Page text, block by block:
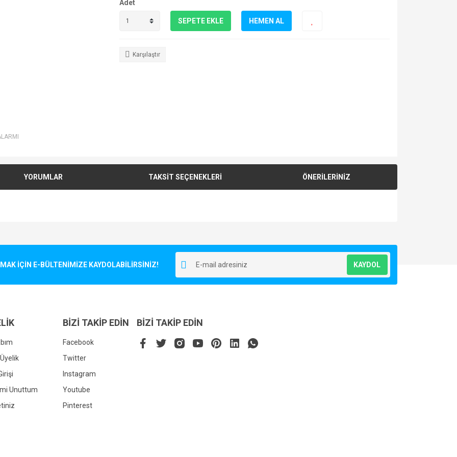
Adet
SEPETE EKLE HEMEN AL
Karşılaştır
YORUMLAR TAKSİT SEÇENEKLERİ ÖNERİLERİNİZ
İÇİN E-BÜLTENİMİZE KAYDOLABİLİRSİNİZ! KAYDOL
Unuttum
BİZİ TAKİP EDİN
Facebook
Twitter
Instagram
Youtube
Pinterest
BİZİ TAKİP EDİN